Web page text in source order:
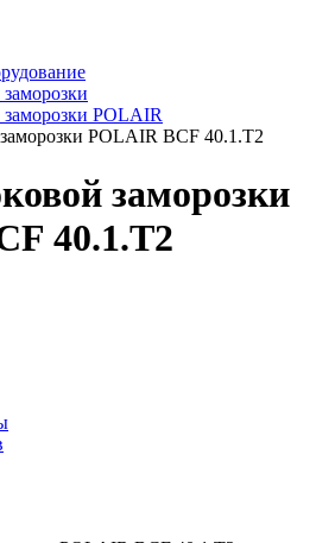
POLAIR
POLAIR ВСF 40.1.T2
заморозки
40.1.T2